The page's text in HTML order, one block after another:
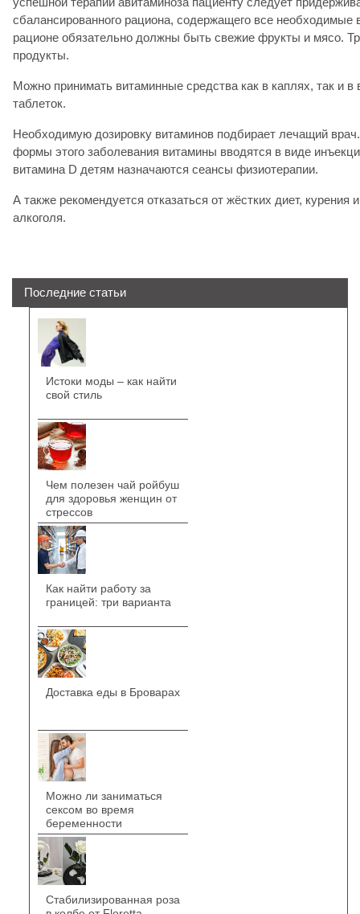
сбалансированного рациона, содержащего все
рационе обязательно должны быть свежие фрукты и мясо.
продукты.
Можно принимать витаминные средства как в каплях, так и в
таблеток.
Необходимую дозировку витаминов подбирает лечащий
формы этого заболевания витамины вводятся в виде
витамина D детям назначаются сеансы физиотерапии.
А также рекомендуется отказаться от жёстких диет, курения
алкоголя.
Последние статьи
Истоки моды – как найти
свой стиль
Чем полезен чай ройбуш
для здоровья женщин от
стрессов
Как найти работу за
границей: три варианта
Доставка еды в Броварах
Можно ли заниматься
сексом во время
беременности
Стабилизированная роза